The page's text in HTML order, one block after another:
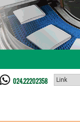
024.22202358